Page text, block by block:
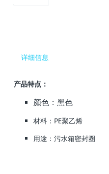
详细信息
产品特点：
颜色：黑色
材料：PE聚乙烯
用途：污水箱密封圈